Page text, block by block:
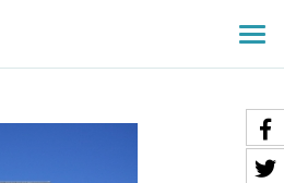
le